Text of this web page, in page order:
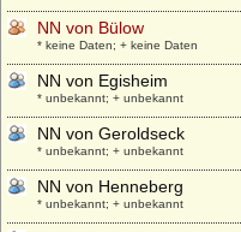
NN von Bülow
* keine Daten; + keine Daten
NN von Egisheim
* unbekannt; + unbekannt
NN von Geroldseck
* unbekannt; + unbekannt
NN von Henneberg
* unbekannt; + unbekannt